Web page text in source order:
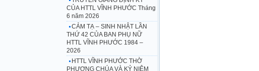
CỦA HTTL VĨNH PHƯỚC Tháng
6 năm 2026
CẢM TẠ – SINH NHẬT LẦN
THỨ 42 CỦA BAN PHỤ NỮ
HTTL VĨNH PHƯỚC 1984 –
2026
HTTL VĨNH PHƯỚC THỜ
PHƯỢNG CHÚA VÀ KỶ NIỆM